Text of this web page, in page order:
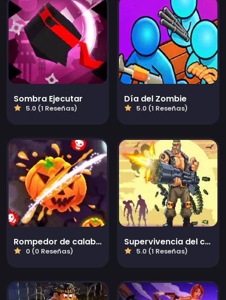
Sombra Ejecutar
5.0 (1 Reseñas)
Día del Zombie
5.0 (1 Reseñas)
Rompedor de calabazas
0 (0 Reseñas)
Supervivencia del cazador de zombis
5.0 (1 Reseñas)